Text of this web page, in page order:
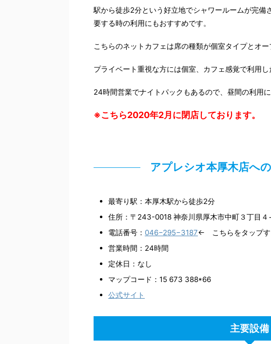
駅から徒歩2分という好立地でシャワールームが完備
要する時の利用にもおすすめです。
こちらのネットカフェは席の種類が個室タイプとオー
プライベート重視な方には個室、カフェ感覚で利用
24時間営業でナイトパックもあるので、昼間の利用
※こちら2020年2月に閉店しております。
アプレシオ本厚木店へ
最寄り駅：本厚木駅から徒歩2分
住所：〒243-0018 神奈川県厚木市中町３丁目
電話番号： 046−295−3187← こちらをタップす
営業時間：24時間
定休日：なし
マップコード：15 673 388*66
公式サイト
主要設備